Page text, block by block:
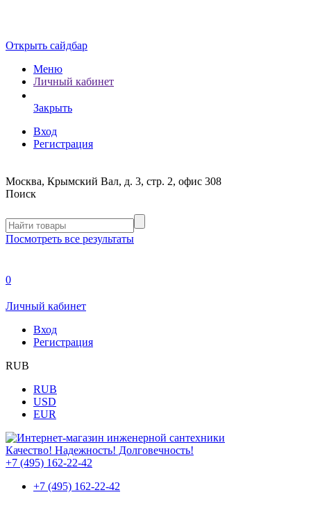
Открыть сайдбар
Меню
Личный кабинет
Закрыть
Вход
Регистрация
Москва, Крымский Вал, д. 3, стр. 2, офис 308
Поиск
Посмотреть все результаты
0
Личный кабинет
Вход
Регистрация
RUB
RUB
USD
EUR
Качество! Надежность! Долговечность!
+7 (495) 162-22-42
+7 (495) 162-22-42